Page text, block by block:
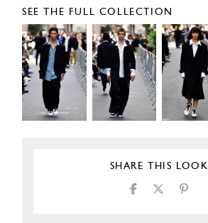
SEE THE FULL COLLECTION
SHARE THIS LOOK